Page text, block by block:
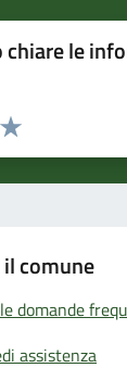
chiare le
la pagina
5 stelle
4 stelle su 5
su 5
su 5
5
comune
domande
assistenza